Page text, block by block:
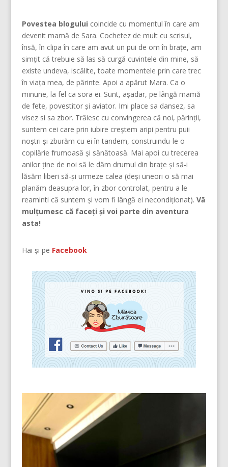
Povestea blogului coincide cu momentul în care am
devenit mamă de Sara. Cochetez de mult cu scrisul,
însă, în clipa în care am avut un pui de om în brațe, am
simțit că trebuie să las să curgă cuvintele din mine, să
existe undeva, iscălite, toate momentele prin care trec
în viața mea, de părinte. Apoi a apărut Mara. Ca o
minune, la fel ca sora ei. Sunt, așadar, pe lângă mamă
de fete, povestitor și aviator. Imi place sa dansez, sa
visez si sa zbor. Trăiesc cu convingerea că noi, părinţii,
suntem cei care prin iubire creştem aripi pentru puii
noştri şi zburăm cu ei în tandem, construindu-le o
copilărie frumoasă şi sănătoasă. Mai apoi cu trecerea
anilor ține de noi să le dăm drumul din braţe și să-i
lăsăm liberi să-și urmeze calea (deşi uneori o să mai
planăm deasupra lor, în zbor controlat, pentru a le
reaminti că suntem şi vom fi lângă ei necondiţionat). Vă
mulțumesc că faceți și voi parte din aventura
asta!
Hai și pe Facebook